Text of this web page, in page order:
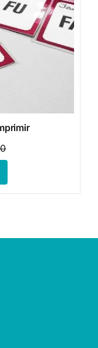
O
preço
era:
O
preço
é: